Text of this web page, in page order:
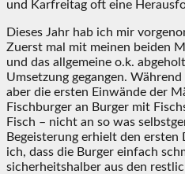
und Karfreitag oft eine
Dieses Jahr hab ich mir
Zuerst mal mit meinen beiden
und das allgemeine o.k.
Umsetzung gegangen.
aber die ersten Einwände der
Fischburger an Burger mit
Fisch – nicht an so was
Begeisterung erhielt den ersten
ich, dass die Burger einfach
sicherheitshalber aus den